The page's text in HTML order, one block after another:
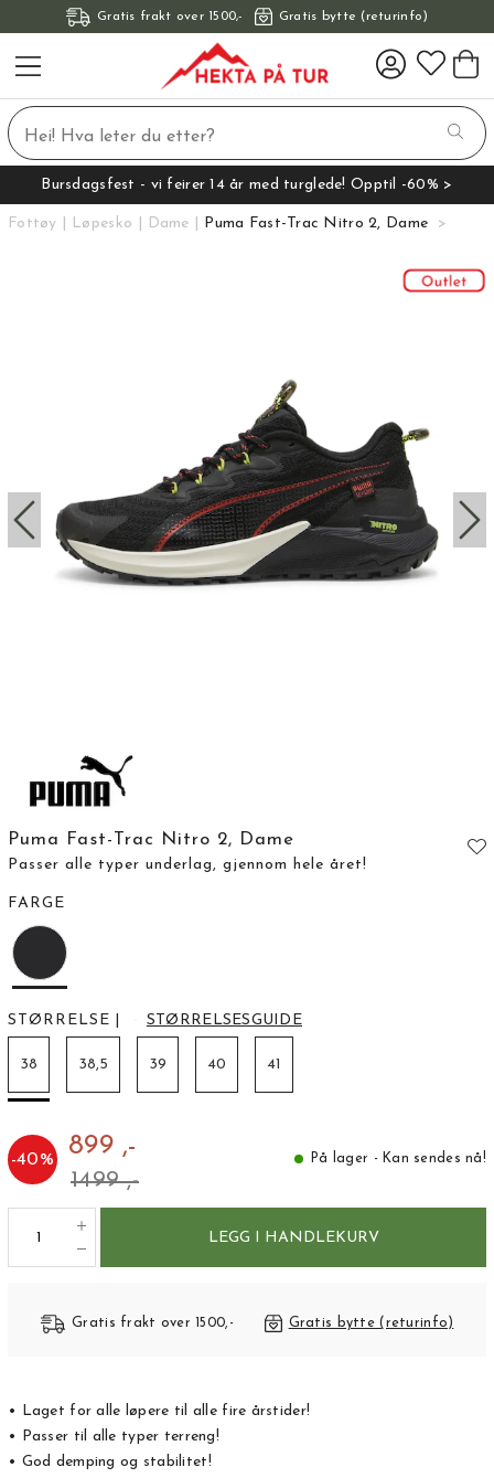
Gratis frakt over 1500,- Gratis bytte (returinfo)
Bursdagsfest - vi feirer 14 år med turglede! Opptil -60% >
Fottøy Løpesko Dame Puma Fast-Trac Nitro 2, Dame
Puma Fast-Trac Nitro 2, Dame
Passer alle typer underlag, gjennom hele året!
FARGE
STØRRELSE STØRRELSESGUIDE
38 38,5 39 40 41
-40% 899 ,-
1499 ,-
På lager - Kan sendes nå!
LEGG I HANDLEKURV
Gratis frakt over 1500,- Gratis bytte (returinfo)
• Laget for alle løpere til alle fire årstider!
• Passer til alle typer terreng!
• God demping og stabilitet!